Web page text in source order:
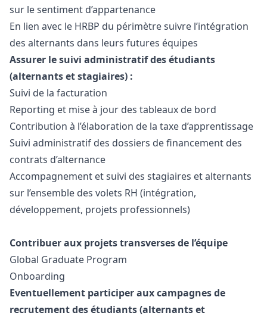
sur le sentiment d’appartenance
En lien avec le HRBP du périmètre suivre l’intégration
des alternants dans leurs futures équipes
Assurer le suivi administratif des étudiants
(alternants et stagiaires) :
Suivi de la facturation
Reporting et mise à jour des tableaux de bord
Contribution à l’élaboration de la taxe d’apprentissage
Suivi administratif des dossiers de financement des
contrats d’alternance
Accompagnement et suivi des stagiaires et alternants
sur l’ensemble des volets RH (intégration,
développement, projets professionnels)
Contribuer aux projets transverses de l’équipe
Global Graduate Program
Onboarding
Eventuellement participer aux campagnes de
recrutement des étudiants (alternants et